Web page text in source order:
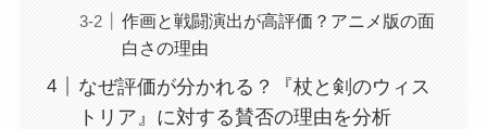
作画と戦闘演出が高評価？アニメ版の面
白さの理由
なぜ評価が分かれる？『杖と剣のウィス
トリア』に対する賛否の理由を分析